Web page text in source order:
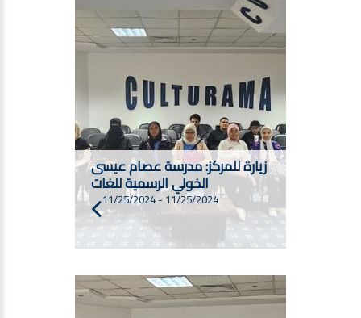
زيارة للمركز: مدرسة عصام عيسى
الخولي الرسمية للغات
11/25/2024
-
11/25/2024